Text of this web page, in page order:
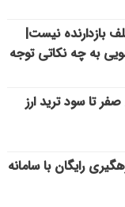
بازدارنده نیست|
به چه نکاتی توجه
تا سود ترید ارز
رایگان با سامانه